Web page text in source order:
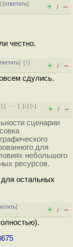
] [ответить]
+ / –
честно.
][↑]
+ / –
сдулись.
] [ · · ·][↓] [↑]
+ / –
сценарии
для
небольшого
ресурсов.
остальных
]
+ / –